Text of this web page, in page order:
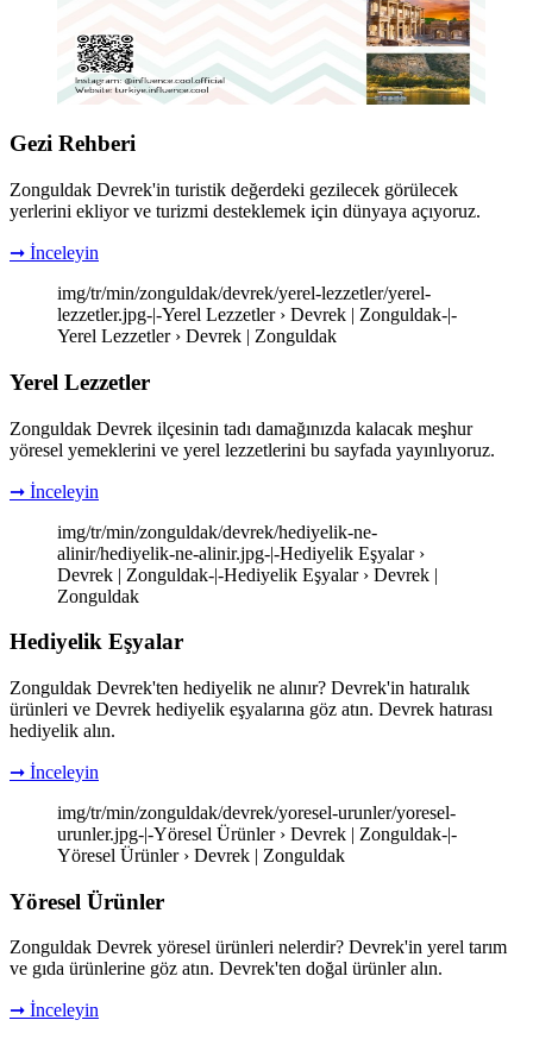
Gezi Rehberi
Zonguldak Devrek'in turistik değerdeki gezilecek görülecek
yerlerini ekliyor ve turizmi desteklemek için dünyaya açıyoruz.
➞ İnceleyin
img/tr/min/zonguldak/devrek/yerel-lezzetler/yerel-
lezzetler.jpg-|-Yerel Lezzetler › Devrek | Zonguldak-|-
Yerel Lezzetler › Devrek | Zonguldak
Yerel Lezzetler
Zonguldak Devrek ilçesinin tadı damağınızda kalacak meşhur
yöresel yemeklerini ve yerel lezzetlerini bu sayfada yayınlıyoruz.
➞ İnceleyin
img/tr/min/zonguldak/devrek/hediyelik-ne-
alinir/hediyelik-ne-alinir.jpg-|-Hediyelik Eşyalar ›
Devrek | Zonguldak-|-Hediyelik Eşyalar › Devrek |
Zonguldak
Hediyelik Eşyalar
Zonguldak Devrek'ten hediyelik ne alınır? Devrek'in hatıralık
ürünleri ve Devrek hediyelik eşyalarına göz atın. Devrek hatırası
hediyelik alın.
➞ İnceleyin
img/tr/min/zonguldak/devrek/yoresel-urunler/yoresel-
urunler.jpg-|-Yöresel Ürünler › Devrek | Zonguldak-|-
Yöresel Ürünler › Devrek | Zonguldak
Yöresel Ürünler
Zonguldak Devrek yöresel ürünleri nelerdir? Devrek'in yerel tarım
ve gıda ürünlerine göz atın. Devrek'ten doğal ürünler alın.
➞ İnceleyin